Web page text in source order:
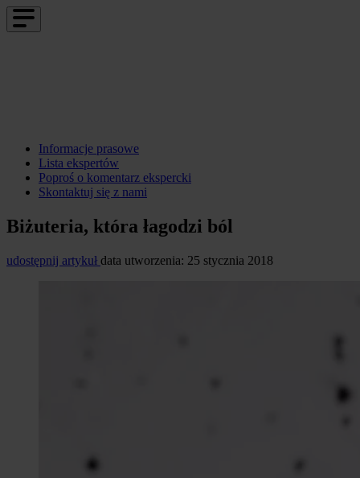
Informacje prasowe
Lista ekspertów
Poproś o komentarz ekspercki
Skontaktuj się z nami
Biżuteria, która łagodzi ból
udostępnij artykuł data utworzenia: 25 stycznia 2018